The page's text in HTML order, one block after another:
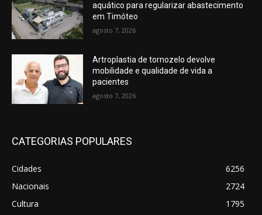
aquático para regularizar abastecimento
em Timóteo
agosto 7, 2026
Artroplastia de tornozelo devolve
mobilidade e qualidade de vida a
pacientes
agosto 7, 2026
CATEGORIAS POPULARES
Cidades
6256
Nacionais
2724
Cultura
1795